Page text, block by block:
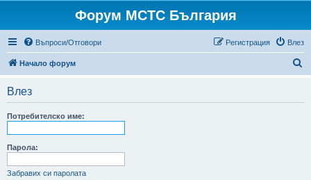
Форум МСТС България
Въпроси/Отговори Влез
Регистрация
Начало форум
Влез
Потребителско име:
Парола:
Забравих си паролата